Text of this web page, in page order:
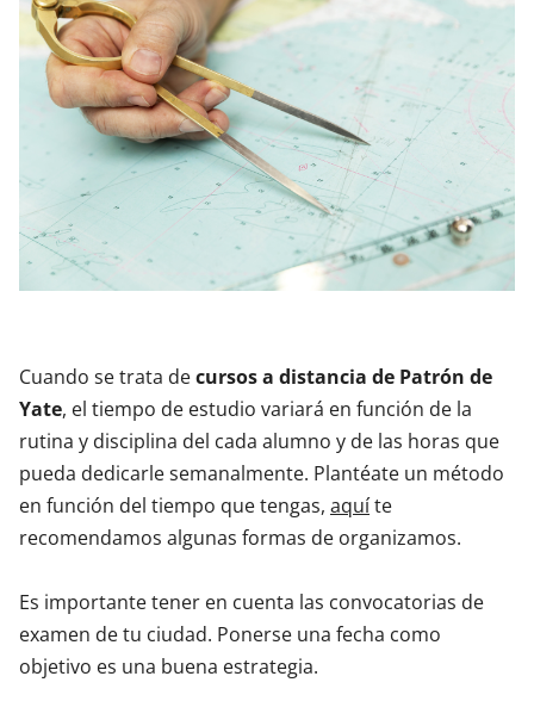
Cuando se trata decursos a distancia de Patrón de
Yate, el tiempo de estudio variará en función de la
rutina y disciplina del cada alumno y de las horas que
pueda dedicarle semanalmente. Plantéate un método
en función del tiempo que tengas, aquíte
recomendamos algunas formas de organizamos.
Es importante tener en cuenta las convocatorias de
examen de tu ciudad. Ponerse una fecha como
objetivo es una buena estrategia.